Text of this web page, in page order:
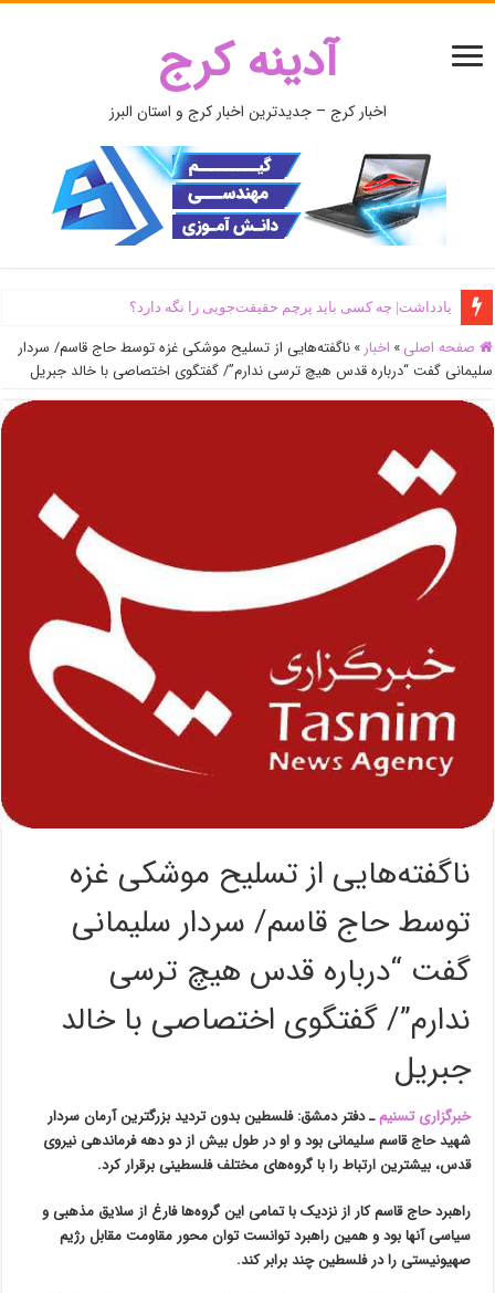
آدینه کرج
اخبار کرج – جدیدترین اخبار کرج و استان البرز
یادداشت| ‌چه کسی باید پرچم حقیقت‌جویی را نگه دارد؟
اَبَر‌ویلای شخص ذی‌نفوذ در حاشیه‌ رود کرج تخریب شد + جزئیات و فیلم
صفحه اصلی » اخبار » ناگفته‌هایی از تسلیح موشکی غزه توسط حاج قاسم/ سردار
سلیمانی گفت “درباره قدس هیچ ترسی ندارم”/ گفتگوی اختصاصی با خالد جبریل
ناگفته‌هایی از تسلیح موشکی غزه
توسط حاج قاسم/ سردار سلیمانی
گفت “درباره قدس هیچ ترسی
ندارم”/ گفتگوی اختصاصی با خالد
جبریل
خبرگزاری تسنیمـدفتر دمشق: فلسطین بدون تردید بزرگترین آرمان سردار
شهید حاج قاسم سلیمانی بود و او در طول بیش از دو دهه فرماندهی نیروی
قدس، بیشترین ارتباط را با گروه‌های مختلف فلسطینی برقرار کرد.
راهبرد حاج قاسم کار از نزدیک با تمامی این گروه‌ها فارغ از سلایق مذهبی و
سیاسی آنها بود و همین راهبرد توانست توان محور مقاومت مقابل رژیم
صهیونیستی را در فلسطین چند برابر کند.